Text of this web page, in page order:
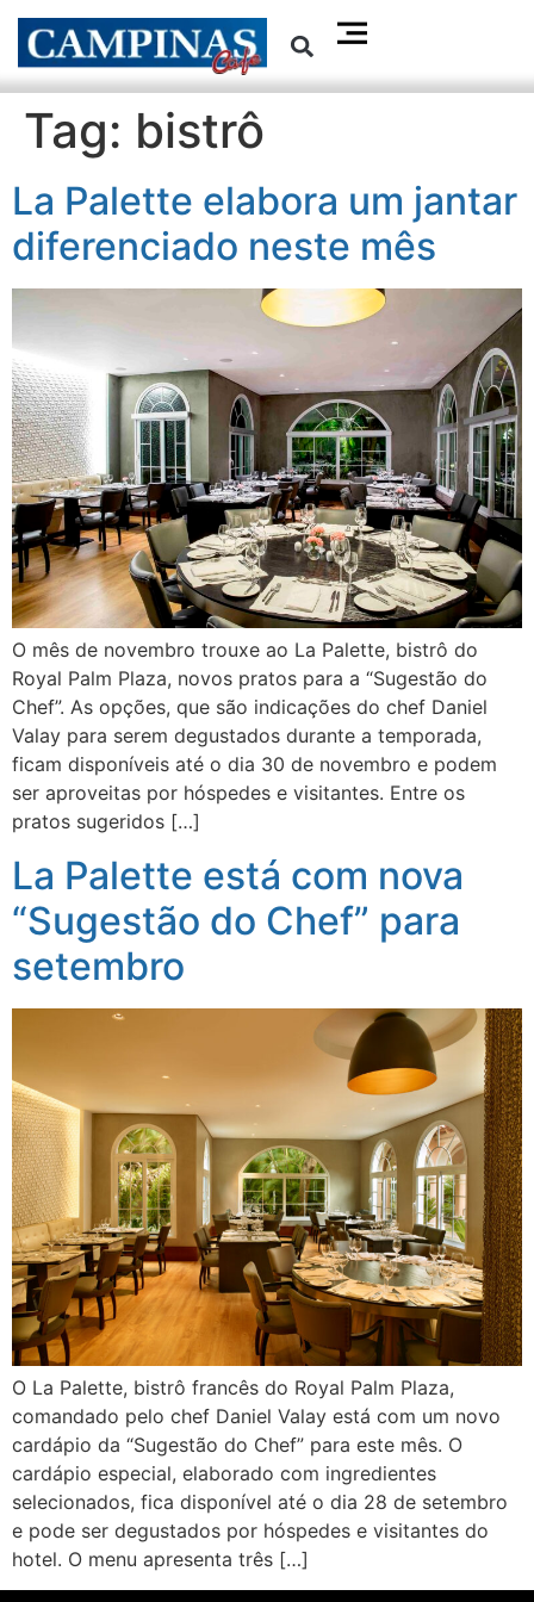
Tag: bistrô
La Palette elabora um jantar
diferenciado neste mês
O mês de novembro trouxe ao La Palette, bistrô do
Royal Palm Plaza, novos pratos para a “Sugestão do
Chef”. As opções, que são indicações do chef Daniel
Valay para serem degustados durante a temporada,
ficam disponíveis até o dia 30 de novembro e podem
ser aproveitas por hóspedes e visitantes. Entre os
pratos sugeridos […]
La Palette está com nova
“Sugestão do Chef” para
setembro
O La Palette, bistrô francês do Royal Palm Plaza,
comandado pelo chef Daniel Valay está com um novo
cardápio da “Sugestão do Chef” para este mês. O
cardápio especial, elaborado com ingredientes
selecionados, fica disponível até o dia 28 de setembro
e pode ser degustados por hóspedes e visitantes do
hotel. O menu apresenta três […]